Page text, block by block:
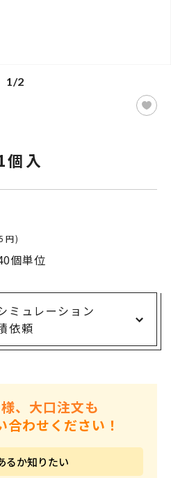
1/2
個入
円)
個単位
ミュレーション
依頼
、大口注文も
合わせください！
るか知りたい